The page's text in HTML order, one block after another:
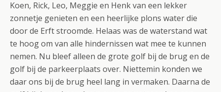
Koen, Rick, Leo, Meggie en Henk van een lekker
zonnetje genieten en een heerlijke plons water die
door de Erft stroomde. Helaas was de waterstand wat
te hoog om van alle hindernissen wat mee te kunnen
nemen. Nu bleef alleen de grote golf bij de brug en de
golf bij de parkeerplaats over. Niettemin konden we
daar ons bij de brug heel lang in vermaken. Daarna de